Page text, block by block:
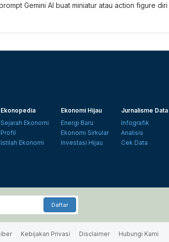
Gemini AI buat miniatur atau action figure diri
Ekonopedia
Sejarah Ekonomi
Profil
Istilah Ekonomi
Ekonomi Hijau
Energi Baru
Ekonomi Sirkular
Investasi Hijau
Jurnalisme Data
Infografik
Analisis
Cek Data
Daftar
Kebijakan Privasi Disclaimer Hubungi Kami